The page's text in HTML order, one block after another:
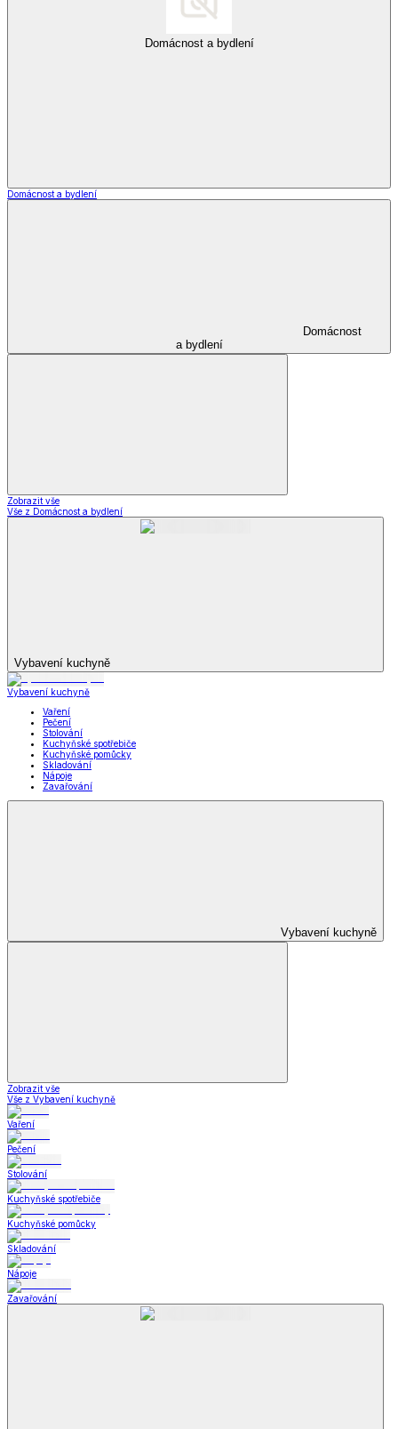
Domácnost a bydlení
Domácnost a bydlení
Domácnost
a bydlení
Zobrazit vše
Vše z Domácnost a bydlení
Vybavení kuchyně
Vybavení kuchyně
Vaření
Pečení
Stolování
Kuchyňské spotřebiče
Kuchyňské pomůcky
Skladování
Nápoje
Zavařování
Vybavení kuchyně
Zobrazit vše
Vše z Vybavení kuchyně
Vaření
Pečení
Stolování
Kuchyňské spotřebiče
Kuchyňské pomůcky
Skladování
Nápoje
Zavařování